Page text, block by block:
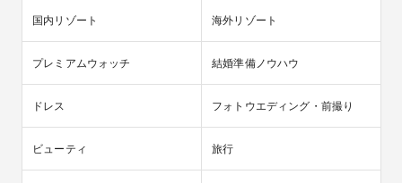
国内リゾート 海外リゾート
プレミアムウォッチ 結婚準備ノウハウ
ドレス フォトウエディング・前撮り
ビューティ 旅行